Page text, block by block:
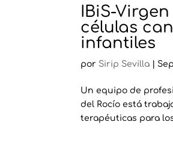
IBiS-
células
infantiles
por Sirip Sevilla
Un equipo de
del Rocío está
terapéuticas para